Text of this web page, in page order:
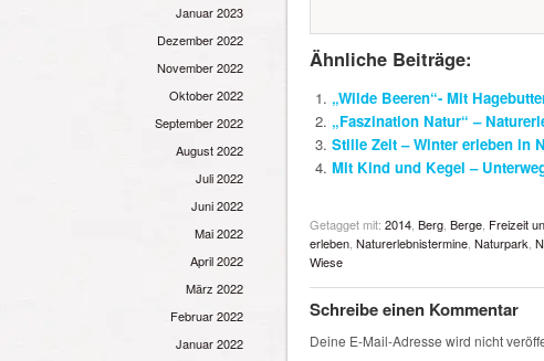
Januar 2023
Dezember 2022
November 2022
Oktober 2022
September 2022
August 2022
Juli 2022
Juni 2022
Mai 2022
April 2022
März 2022
Februar 2022
Januar 2022
Ähnliche Beiträge:
„Wilde Beeren“- Mit
„Faszination Natur“ –
Stille Zeit – Winter erleben in
Mit Kind und Kegel –
Getagget mit: 2014, Berg, Berge, Freizeit
erleben, Naturerlebnistermine, Naturpark,
Wiese
Schreibe einen Kommentar
Deine E-Mail-Adresse wird nicht